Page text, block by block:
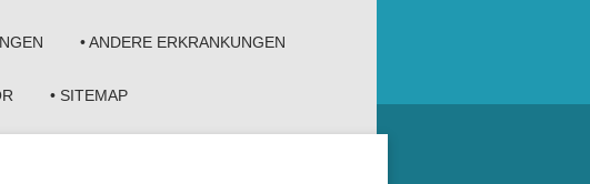
• ANDERE ERKRANKUNGEN
• SITEMAP